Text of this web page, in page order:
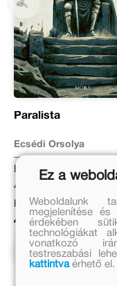
Paralista
Ecsédi Orsolya
Eredeti ár:
4 999 Ft
Kötött ár:
4 499 Ft
Kosárba
Ez a
Weboldalunk
megjelenítése
érdekében
technológiákat
vonatkozó
testreszabási
kattintvaérhető el.